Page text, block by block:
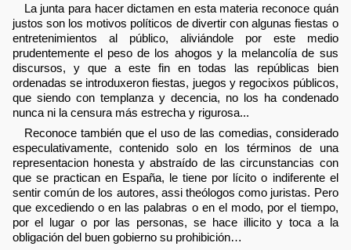
La junta para hacer dictamen en esta materia reconoce quán
justos son los motivos políticos de divertir con algunas fiestas o
entretenimientos al público, aliviándole por este medio
prudentemente el peso de los ahogos y la melancolía de sus
discursos, y que a este fin en todas las repúblicas bien
ordenadas se introduxeron fiestas, juegos y regocixos públicos,
que siendo con templanza y decencia, no los ha condenado
nunca ni la censura más estrecha y rigurosa...
Reconoce también que el uso de las comedias, considerado
especulativamente, contenido solo en los términos de una
representacion honesta y abstraído de las circunstancias con
que se practican en España, le tiene por lícito o indiferente el
sentir común de los autores, assi theólogos como juristas. Pero
que excediendo o en las palabras o en el modo, por el tiempo,
por el lugar o por las personas, se hace illicito y toca a la
obligación del buen gobierno su prohibición…